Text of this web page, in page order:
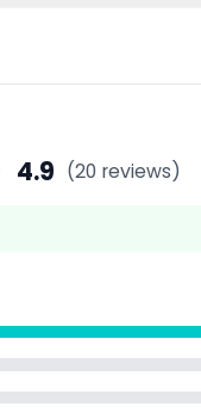
4.9 (20 reviews)